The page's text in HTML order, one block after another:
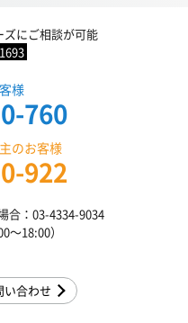
にご相談が可能
様
760
のお客様
922
合：03-4334-9034
18:00）
い合わせ